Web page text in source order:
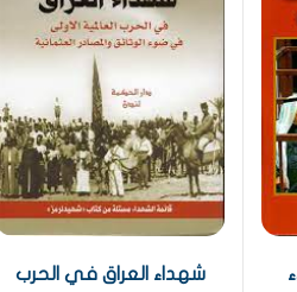
شهداء العراق في الحرب